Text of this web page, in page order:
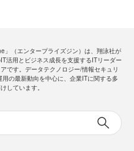
」（エンタープライズジン）は、翔泳社が
活用とビジネス成長を支援するITリーダー
です。データテクノロジー/情報セキュリ
用の最新動向を中心に、企業ITに関する多
しています。